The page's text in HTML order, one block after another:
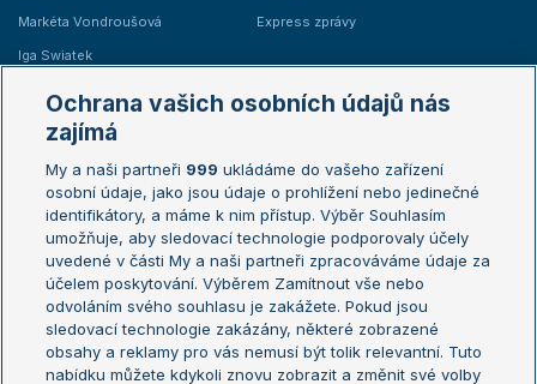
Markéta Vondroušová
Iga Swiatek
Express zprávy
Žebříčky
Žebříček ATP (muži)
Žebříček WTA (ženy)
Sázkařský žebříček
Australian Open
French Open
Wimbledon
US Open
Turnaj mistrů
Turnaj mistryň
Aktualní trendy
Ochrana vašich osobních údajů nás
zajímá
My a naši partneři 999 ukládáme do vašeho zařízení
osobní údaje, jako jsou údaje o prohlížení nebo jedinečné
identifikátory, a máme k nim přístup. Výběr Souhlasím
umožňuje, aby sledovací technologie podporovaly účely
uvedené v části My a naši partneři zpracováváme údaje za
účelem poskytování. Výběrem Zamítnout vše nebo
odvoláním svého souhlasu je zakážete. Pokud jsou
sledovací technologie zakázány, některé zobrazené
obsahy a reklamy pro vás nemusí být tolik relevantní. Tuto
nabídku můžete kdykoli znovu zobrazit a změnit své volby